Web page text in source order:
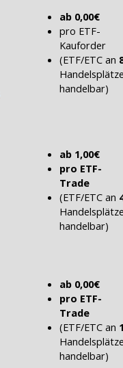
ab 0,00€
pro ETF-
Kauforder
(ETF/ETC an
handelbar)
ab 1,00€
pro ETF-
Trade
(ETF/ETC an
handelbar)
ab 0,00€
pro ETF-
Trade
(ETF/ETC an
handelbar)